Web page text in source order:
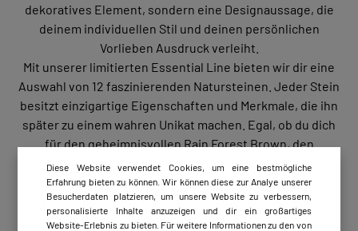
dekoratives Element, sondern eine Designaussage, die
deinem individuellen Stil und deinen persönlichen
Vorlieben Ausdruck verleiht.
Mit unserer limitierten Essential Line bieten wir dir eine
Auswahl von 12 faszinierenden Natursteinen. Jeder Stein
besitzt einzigartige Eigenschaften und Merkmale, die ihn
später zu einem wahren Unikat machen. Egal, ob du dich
für den geheimnisvollen Rain Forest Brown, den
eleganten Silver Wave oder den königlichen Royal Purple
entscheidest – wir sind sicher, dass du den passenden
Naturstein findest, der perfekt zu dir und deinem Stil
passt.
Diese Website verwendet Cookies, um eine bestmögliche
Erfahrung bieten zu können. Wir können diese zur Analye unserer
Besucherdaten platzieren, um unsere Website zu verbessern,
personalisierte Inhalte anzuzeigen und dir ein großartiges
Website-Erlebnis zu bieten. Für weitere Informationen zu den von